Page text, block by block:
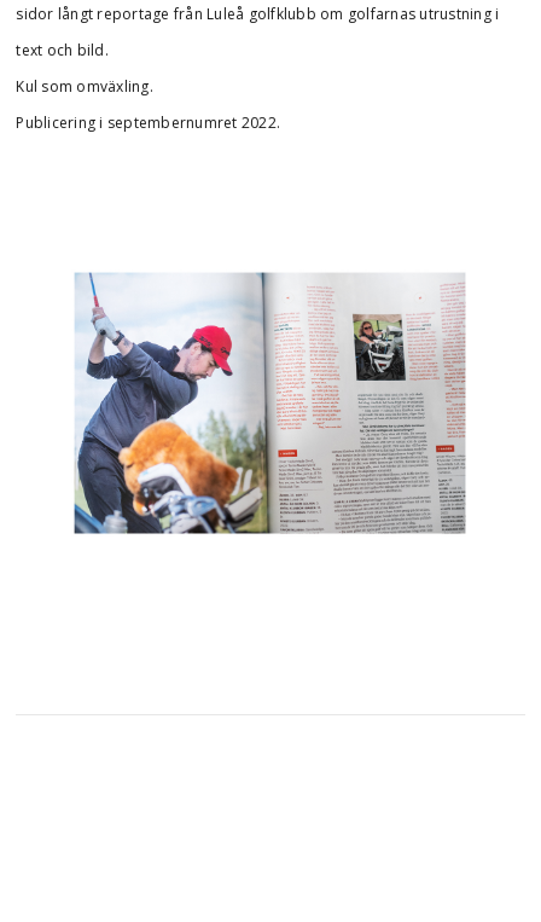
sidor långt reportage från Luleå golfklubb om golfarnas utrustning i
text och bild.
Kul som omväxling.
Publicering i septembernumret 2022.